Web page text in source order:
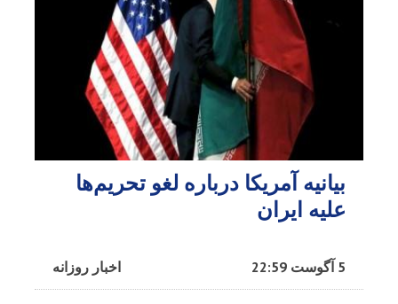
بیانیه آمریکا درباره لغو تحریم‌ها
علیه ایران
اخبار روزانه 5 آگوست 22:59